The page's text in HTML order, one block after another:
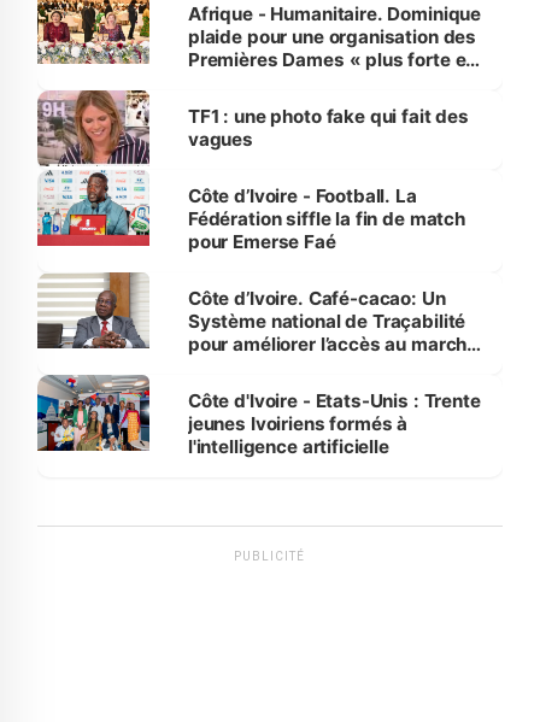
Afrique - Humanitaire. Dominique
plaide pour une organisation des
Premières Dames « plus forte et
sur la scène internationale »
TF1 : une photo fake qui fait des
vagues
Côte d’Ivoire - Football. La
Fédération siffle la fin de match
pour Emerse Faé
Côte d’Ivoire. Café-cacao: Un
Système national de Traçabilité
pour améliorer l’accès au marché
Côte d'Ivoire - Etats-Unis : Trente
jeunes Ivoiriens formés à
l'intelligence artificielle
PUBLICITÉ